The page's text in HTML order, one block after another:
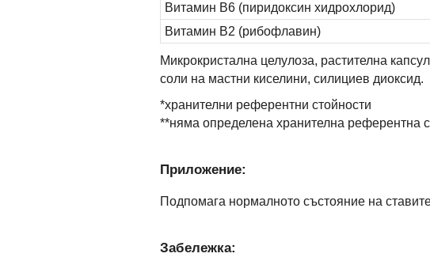
Витамин B6 (пиридоксин хидрохлорид)
Витамин B2 (рибофлавин)
Микрокристална целулоза, растителна
соли на мастни киселини, силициев диоксид.
*хранителни референтни стойности
**няма определена хранителна референтна
Приложение:
Подпомага нормалното състояние на
Забележка: